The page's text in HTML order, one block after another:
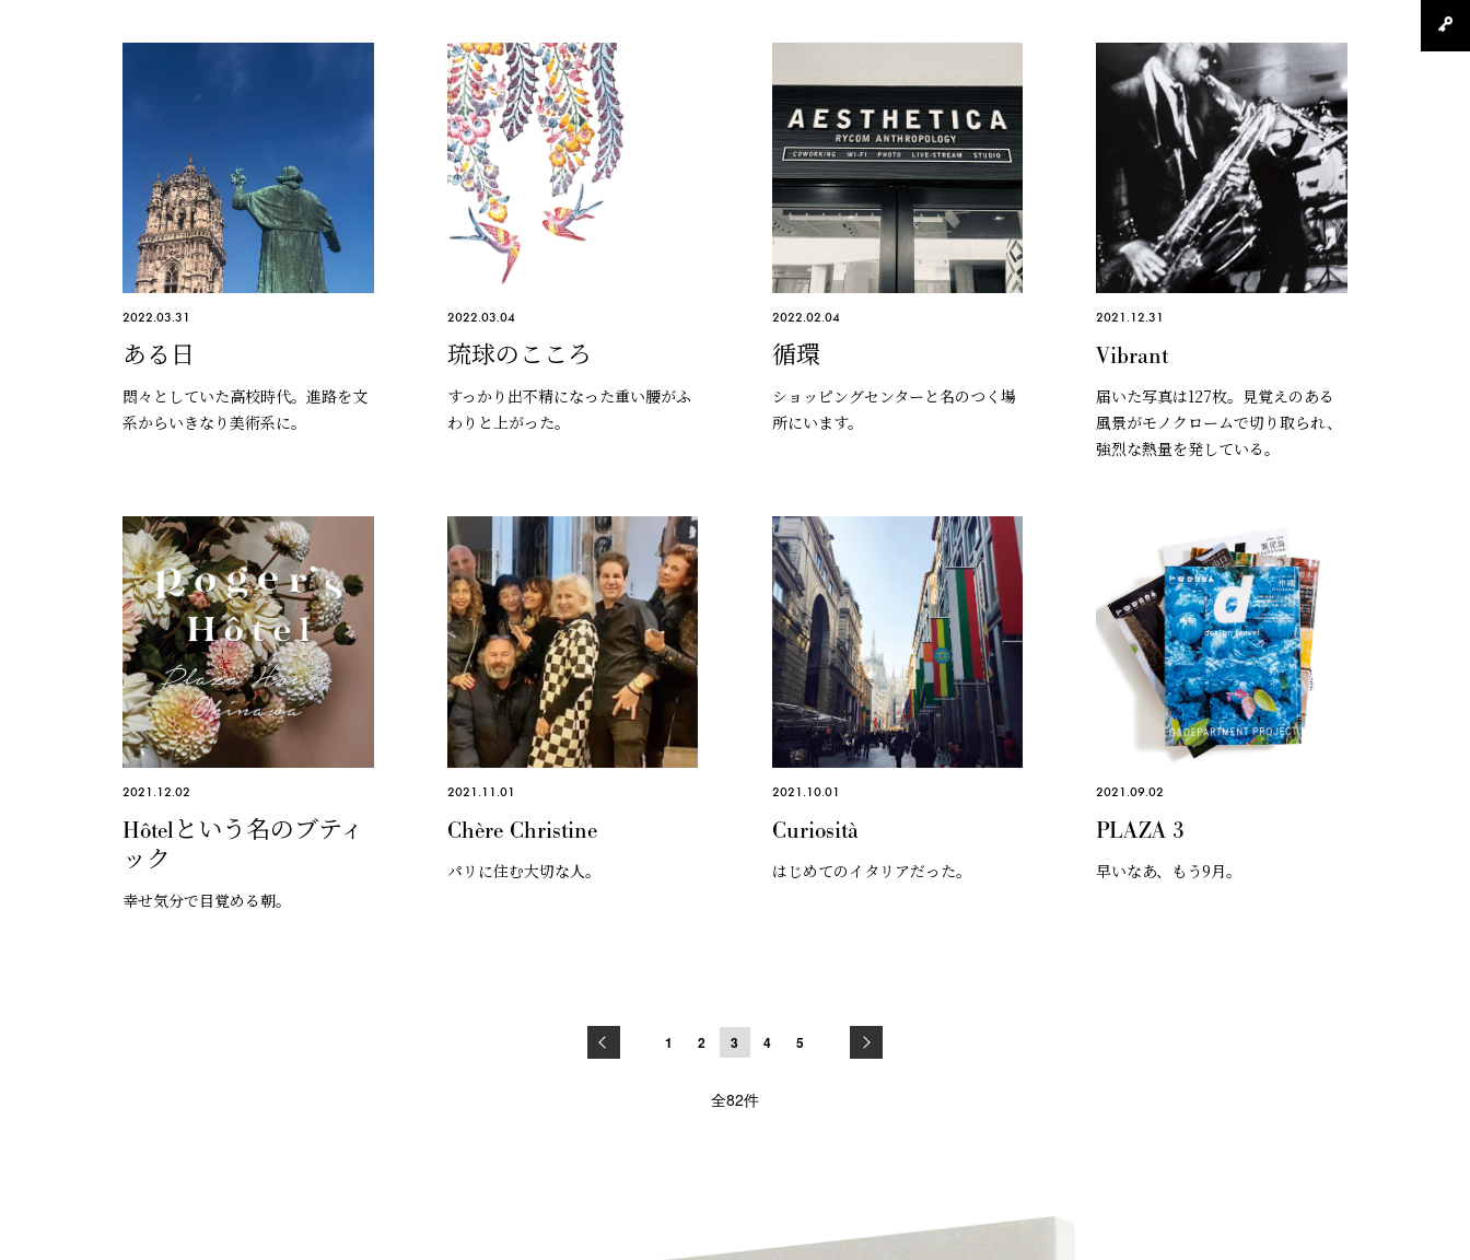
2022.03.31
ある日
悶々としていた高校時代。進路を文
系からいきなり美術系に。
2022.03.04
琉球のこころ
すっかり出不精になった重い腰がふ
わりと上がった。
2022.02.04
循環
ショッピングセンターと名のつく場
所にいます。
2021.12.31
Vibrant
届いた写真は127枚。見覚えのある
風景がモノクロームで切り取られ、
強烈な熱量を発している。
2021.12.02
Hôtelという名のブティ
ック
幸せ気分で目覚める朝。
2021.11.01
Chère Christine
パリに住む大切な人。
2021.10.01
Curiosità
はじめてのイタリアだった。
2021.09.02
PLAZA 3
早いなあ、もう9月。
1 2 3 4 5
全82件